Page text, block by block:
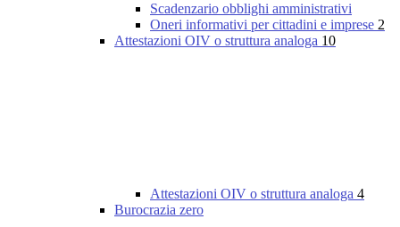
Scadenzario obblighi amministrativi
Oneri informativi per cittadini e imprese 2
Attestazioni OIV o struttura analoga 10
Attestazioni OIV o struttura analoga 4
Burocrazia zero